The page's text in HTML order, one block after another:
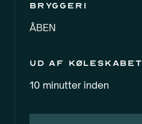
Bryggeri
ÅBEN
Ud af køleskabet
10 minutter inden